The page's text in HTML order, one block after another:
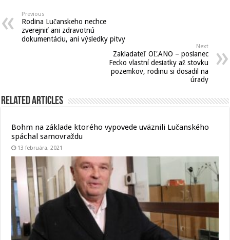
Previous
Rodina Lučanskeho nechce
zverejniť ani zdravotnú
dokumentáciu, ani výsledky pitvy
Next
Zakladateľ OĽANO – poslanec
Fecko vlastní desiatky až stovku
pozemkov, rodinu si dosadil na
úrady
Related Articles
Bohm na základe ktorého vypovede uväznili Lučanského
spáchal samovraždu
13 februára, 2021